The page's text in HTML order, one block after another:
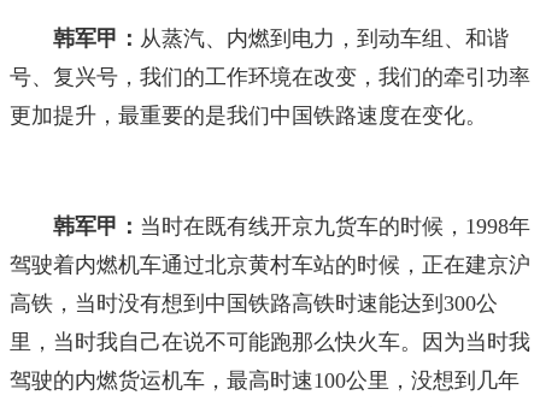
韩军甲： 从蒸汽、内燃到电力，到动车组、和谐
号、复兴号，我们的工作环境在改变，我们的牵引功率
更加提升，最重要的是我们中国铁路速度在变化。
韩军甲： 当时在既有线开京九货车的时候，1998年
驾驶着内燃机车通过北京黄村车站的时候，正在建京沪
高铁，当时没有想到中国铁路高铁时速能达到300公
里，当时我自己在说不可能跑那么快火车。因为当时我
驾驶的内燃货运机车，最高时速100公里，没想到几年